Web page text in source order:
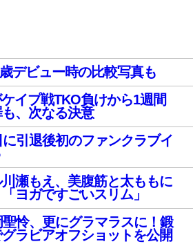
デビュー時の比較写真も
ケイプ戦TKO負けから1週間
も、次なる決意
引退後初のファンクラブイ
瀬もえ、美腹筋と太ももに
ヨガですごいスリム」
怜、更にグラマラスに！鍛
ラビアオフショットを公開